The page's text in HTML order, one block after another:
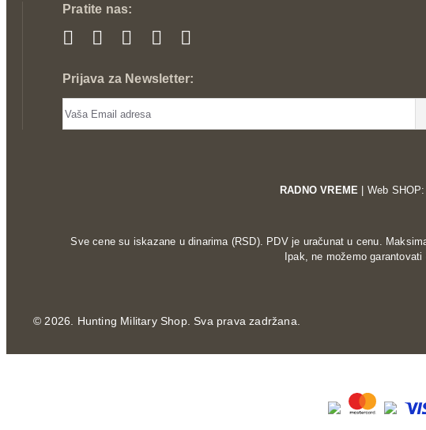
Pratite nas:
Prijava za Newsletter:
RADNO VREME | Web
Sve cene su iskazane u dinarima (RSD). PDV je uračunat u cenu.
Ipak, ne možemo
©2026. Hunting Military Shop. Sva prava zadržana.